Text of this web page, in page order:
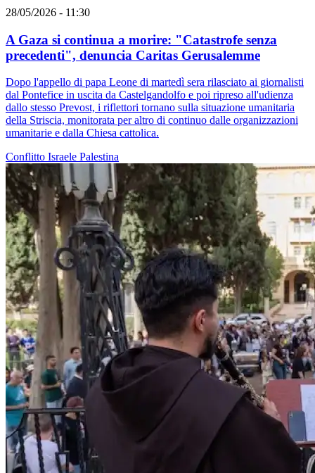
28/05/2026 - 11:30
A Gaza si continua a morire: "Catastrofe senza
precedenti", denuncia Caritas Gerusalemme
Dopo l'appello di papa Leone di martedì sera rilasciato ai giornalisti
dal Pontefice in uscita da Castelgandolfo e poi ripreso all'udienza
dallo stesso Prevost, i riflettori tornano sulla situazione umanitaria
della Striscia, monitorata per altro di continuo dalle organizzazioni
umanitarie e dalla Chiesa cattolica.
Conflitto Israele Palestina